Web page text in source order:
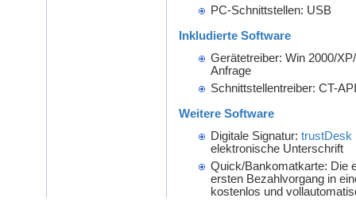
PC-Schnittstellen: USB
Inkludierte Software
Gerätetreiber: Win 2000/
Anfrage
Schnittstellentreiber: CT-
Weitere Software
Digitale Signatur: trustDesk
elektronische Unterschrift
Quick/Bankomatkarte: Die
ersten Bezahlvorgang in
kostenlos und